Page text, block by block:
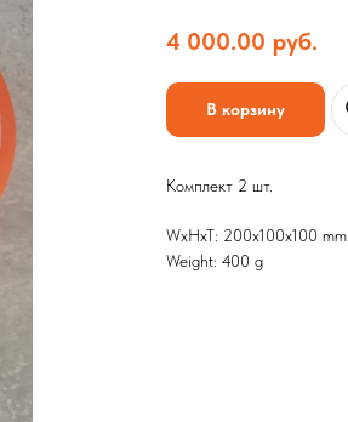
4 000.00 руб.
В корзину
Комплект 2 шт.
WxHxT: 200x100x100 mm
Weight: 400 g